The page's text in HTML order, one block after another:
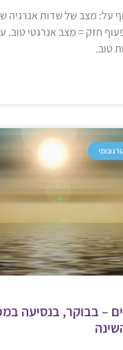
על: מצב של שדות אנרגיה
חזק = מצב אנרגטי טוב.
טוב.
– בבוקר, בנסיעה